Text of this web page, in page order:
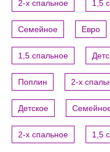
2-х спальное 1,5
Семейное Евро
1,5 спальное
Поплин 2-х
Детское
2-х спальное 1,5